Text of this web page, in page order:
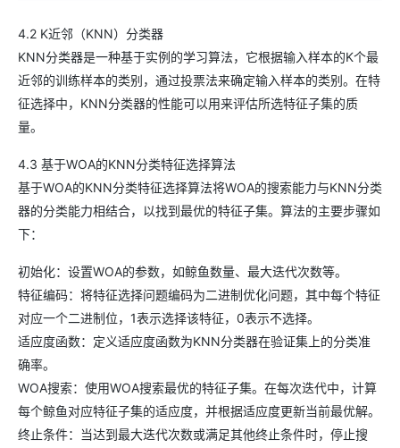
4.2 K近邻（KNN）分类器
KNN分类器是一种基于实例的学习算法，它根据输入样本的K个最
近邻的训练样本的类别，通过投票法来确定输入样本的类别。在特
征选择中，KNN分类器的性能可以用来评估所选特征子集的质
量。
4.3 基于WOA的KNN分类特征选择算法
基于WOA的KNN分类特征选择算法将WOA的搜索能力与KNN分类
器的分类能力相结合，以找到最优的特征子集。算法的主要步骤如
下：
初始化：设置WOA的参数，如鲸鱼数量、最大迭代次数等。
特征编码：将特征选择问题编码为二进制优化问题，其中每个特征
对应一个二进制位，1表示选择该特征，0表示不选择。
适应度函数：定义适应度函数为KNN分类器在验证集上的分类准
确率。
WOA搜索：使用WOA搜索最优的特征子集。在每次迭代中，计算
每个鲸鱼对应特征子集的适应度，并根据适应度更新当前最优解。
终止条件：当达到最大迭代次数或满足其他终止条件时，停止搜